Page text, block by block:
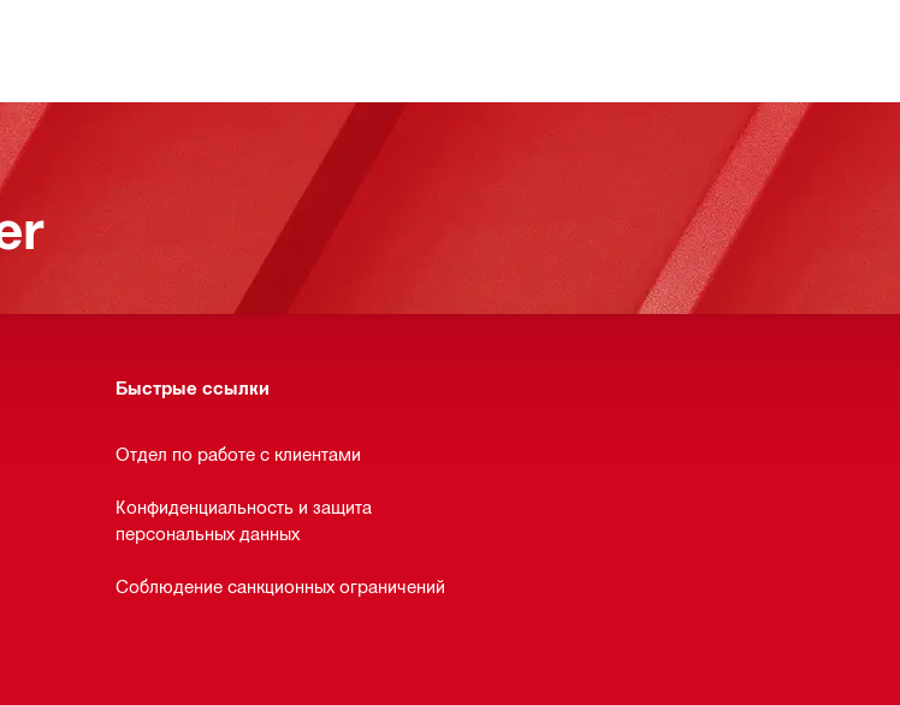
Быстрые ссылки
Отдел по работе с клиентами
Конфиденциальность и защита
персональных данных
Соблюдение санкционных ограничений